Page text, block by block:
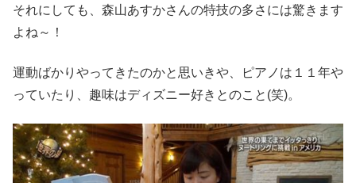
それにしても、森山あすかさんの特技の多さには驚きます
よね～！
運動ばかりやってきたのかと思いきや、ピアノは１１年や
っていたり、趣味はディズニー好きとのこと(笑)。